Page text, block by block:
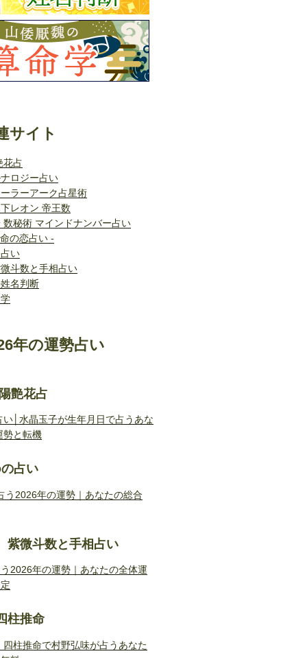
サイト
花占
ロジー占い
ラーアーク占星術
レオン 帝王数
秘術 マインドナンバー占い
の恋占い -
い
斗数と手相占い
名判断
年の運勢占い
艶花占
│水晶玉子が生年月日で占うあな
勢と転機
占い
う2026年の運勢｜あなたの総合
微斗数と手相占い
2026年の運勢｜あなたの全体運
柱推命
柱推命で村野弘味が占うあなた